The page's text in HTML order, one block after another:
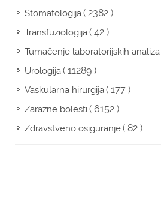
Stomatologija( 2382 )
Transfuziologija( 42 )
Tumačenje laboratorijskih analiza
Urologija( 11289 )
Vaskularna hirurgija( 177 )
Zarazne bolesti( 6152 )
Zdravstveno osiguranje( 82 )